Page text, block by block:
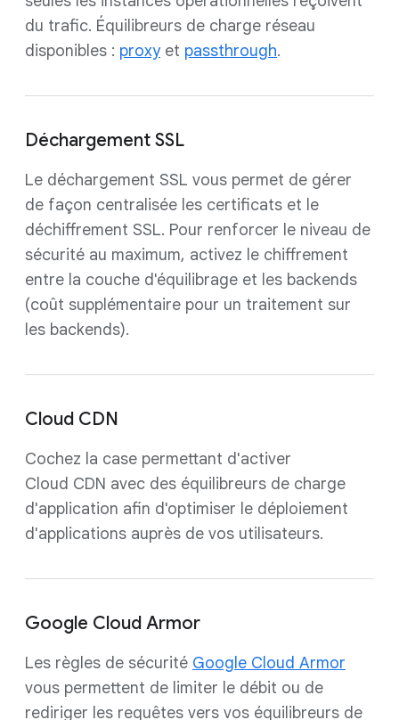
du trafic. Équilibreurs de charge réseau
disponibles : proxyet passthrough.
Déchargement SSL
Le déchargement SSL vous permet de gérer
de façon centralisée les certificats et le
déchiffrement SSL. Pour renforcer le niveau de
sécurité au maximum, activez le chiffrement
entre la couche d'équilibrage et les backends
(coût supplémentaire pour un traitement sur
les backends).
Cloud CDN
Cochez la case permettant d'activer
Cloud CDN avec des équilibreurs de charge
d'application afin d'optimiser le déploiement
d'applications auprès de vos utilisateurs.
Google Cloud Armor
Les règles de sécurité Google Cloud Armor
vous permettent de limiter le débit ou de
rediriger les requêtes vers vos équilibreurs de